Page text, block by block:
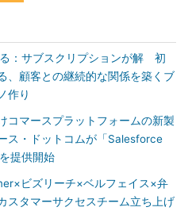
：サブスクリプションが解 初
、顧客との継続的な関係を築くブ
作り
コマースプラットフォームの新製
ス・ドットコムが「Salesforce
提供開始
ビズリーチ×ベルフェイス×弁
スタマーサクセスチーム立ち上げ